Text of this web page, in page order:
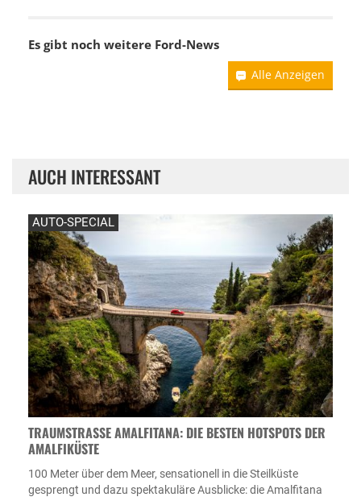
Es gibt noch weitere Ford-News
Alle Anzeigen
AUCH INTERESSANT
AUTO-SPECIAL
TRAUMSTRASSE AMALFITANA: DIE BESTEN HOTSPOTS DER A
MALFIKÜSTE
100 Meter über dem Meer, sensationell in die Steilküste
gesprengt und dazu spektakuläre Ausblicke: die Amalfitana